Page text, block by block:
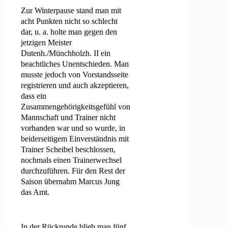
Zur Winterpause stand man mit
acht Punkten nicht so schlecht
dar, u. a. holte man gegen den
jetzigen Meister
Dutenh./Münchholzh. II ein
beachtliches Unentschieden. Man
musste jedoch von Vorstandsseite
registrieren und auch akzeptieren,
dass ein
Zusammengehörigkeitsgefühl von
Mannschaft und Trainer nicht
vorhanden war und so wurde, in
beiderseitigem Einverständnis mit
Trainer Scheibel beschlossen,
nochmals einen Trainerwechsel
durchzuführen. Für den Rest der
Saison übernahm Marcus Jung
das Amt.